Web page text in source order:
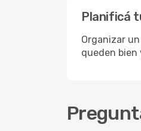
Planificá
Organizar
queden bien